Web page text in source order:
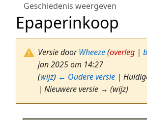
Geschiedenis weergeven
Epaperinkoop
Versie doorWheeze(overleg |
jan 2025 om 14:27
(wijz) ← Oudere versie |
| Nieuwere versie → (wijz)